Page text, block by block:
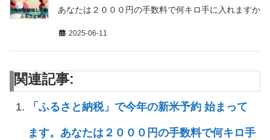
あなたは２０００円の手数料で何キロ手に入れますか
2025-06-11
関連記事:
「ふるさと納税」で今年の新米予約 始まって
ます。あなたは２０００円の手数料で何キロ手